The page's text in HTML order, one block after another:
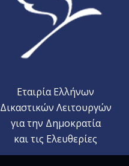
Εταιρία Ελλήνων
Δικαστικών Λειτουργών
για την Δημοκρατία
και τις Ελευθερίες